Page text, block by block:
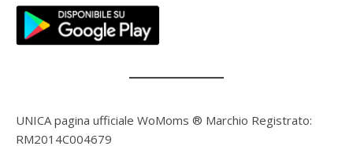
UNICA pagina ufficiale WoMoms ® Marchio Registrato:
RM2014C004679